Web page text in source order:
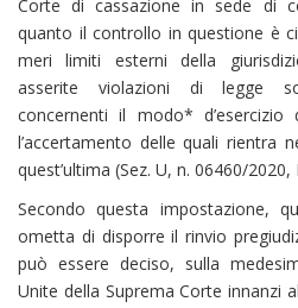
Corte di cassazione in sede di
quanto il controllo in questione è
meri limiti esterni della
asserite violazioni di legge
concernenti il modo* d’esercizio
l’accertamento delle quali rientra
quest’ultima (Sez. U, n. 06460/
Secondo questa impostazione,
ometta di disporre il rinvio
può essere deciso, sulla
Unite della Suprema Corte innanzi